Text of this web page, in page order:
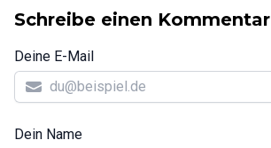
Schreibe einen Kommentar
Deine E-Mail
Dein Name